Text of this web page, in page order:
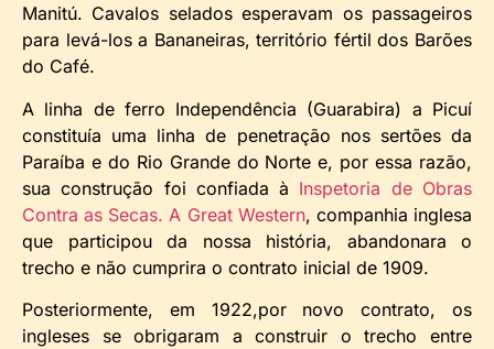
Manitú. Cavalos selados esperavam os passageiros
para levá-los a Bananeiras, território fértil dos Barões
do Café.
A linha de ferro Independência (Guarabira) a Picuí
constituía uma linha de penetração nos sertões da
Paraíba e do Rio Grande do Norte e, por essa razão,
sua construção foi confiada à Inspetoria de Obras
Contra as Secas. A Great Western, companhia inglesa
que participou da nossa história, abandonara o
trecho e não cumprira o contrato inicial de 1909.
Posteriormente, em 1922,por novo contrato, os
ingleses se obrigaram a construir o trecho entre